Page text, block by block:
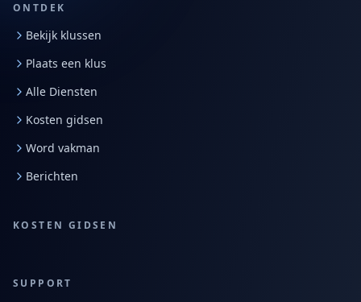
ONTDEK
Bekijk klussen
Plaats een klus
Alle Diensten
Kosten gidsen
Word vakman
Berichten
KOSTEN GIDSEN
SUPPORT